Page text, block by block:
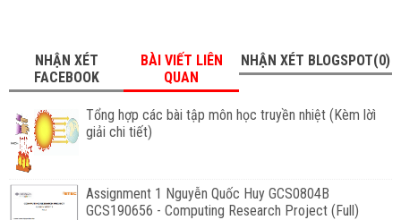
NHẬN XÉT
FACEBOOK
BÀI VIẾT LIÊN
QUAN
NHẬN XÉT BLOGSPOT(0)
Tổng hợp các bài tập môn học truyền nhiệt (Kèm lờì
giải chi tiết)
Assignment 1 Nguyễn Quốc Huy GCS0804B
GCS190656 - Computing Research Project (Full)